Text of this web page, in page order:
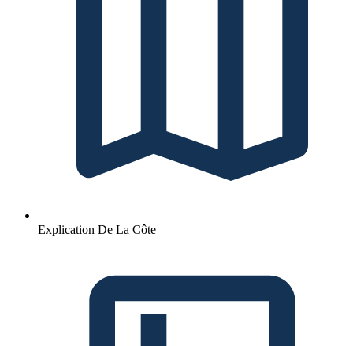
Explication De La Côte